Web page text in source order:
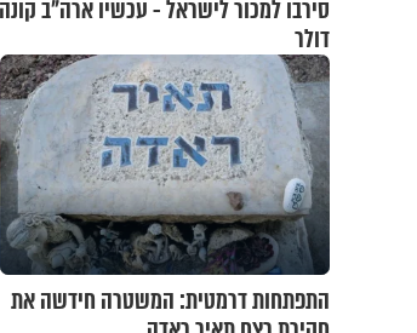
דולר
התפתחות דרמטית: המשטרה חידשה את